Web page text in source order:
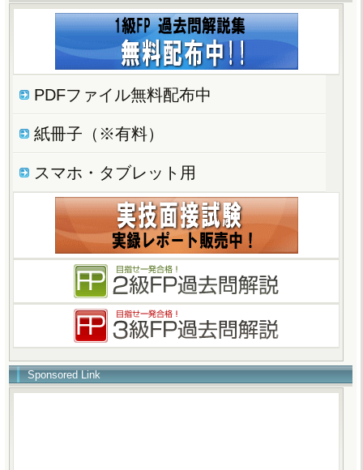
PDFファイル無料配布中
紙冊子（※有料）
スマホ・タブレット用
Sponsored Link